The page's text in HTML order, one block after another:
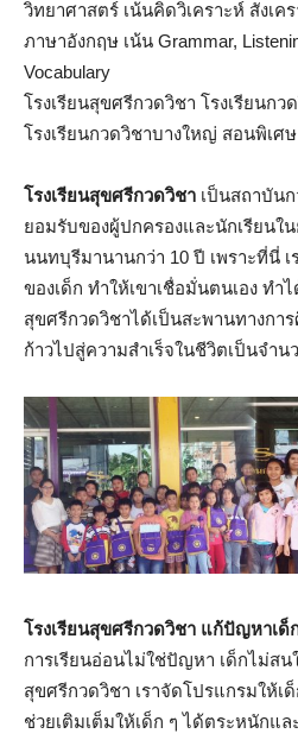
วิทยาศาสตร์ เน้นคิดวิเคราะห์ สังเค
ภาษาอังกฤษ เน้น Grammar,
Vocabulary
โรงเรียนสุขศรีกวดวิชา โรงเรียนก
โรงเรียนกวดวิชาบางใหญ่ สอนพิเศษ
โรงเรียนสุขศรีกวดวิชา เป็นสถาบัน
ยอมรับของผู้ปกครองและนักเรียนใ
นนทบุรีมานานกว่า 10 ปี เพราะที่นี่
ของเด็ก ทำให้เขาเชื่อมั่นตนเอง ทำ
สุขศรีกวดวิชาได้เป็นสะพานทางกา
ก้าวไปสู่ความสำเร็จในชีวิตเป็นจำ
โรงเรียนสุขศรีกวดวิชา แก้ปัญหาเด็
การเรียนอ่อนไม่ใช่ปัญหา เด็กไม่สน
สุขศรีกวดวิชา เราจัดโปรแกรมให้เ
ช่วยเติมเต็มให้เด็ก ๆ ได้ตระหนักแล